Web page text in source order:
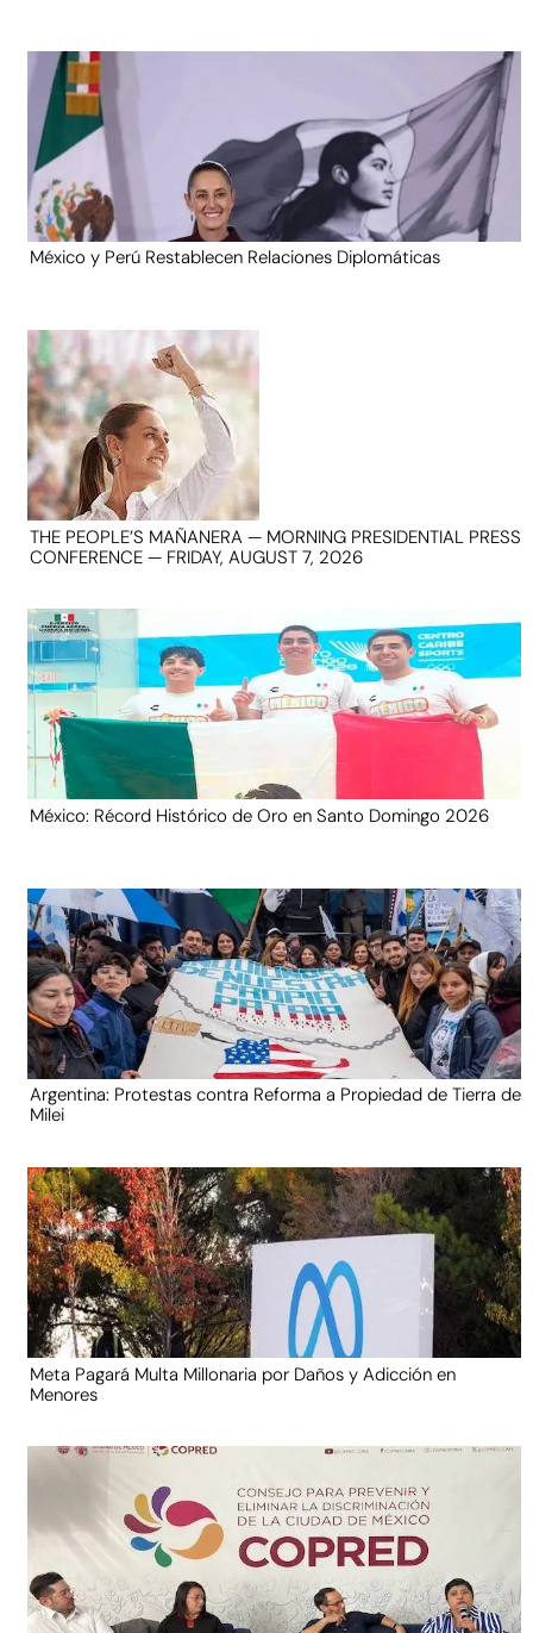
México y Perú Restablecen Relaciones Diplomáticas
THE PEOPLE’S MAÑANERA — MORNING PRESIDENTIAL PRESS
CONFERENCE — FRIDAY, AUGUST 7, 2026
México: Récord Histórico de Oro en Santo Domingo 2026
Argentina: Protestas contra Reforma a Propiedad de Tierra de
Milei
Meta Pagará Multa Millonaria por Daños y Adicción en
Menores